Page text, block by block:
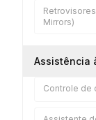
Mirrors)
Assistência
Controle de